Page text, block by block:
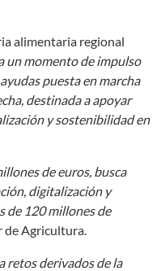
alimentaria regional
un momento de impulso
puesta en marcha
destinada a apoyar
y sostenibilidad en
de euros, busca
digitalización y
de 120 millones de
de Agricultura.
retos derivados de la